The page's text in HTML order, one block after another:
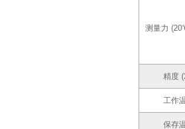
测量力
精度
工作
保存